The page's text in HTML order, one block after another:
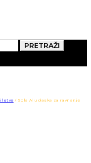
PRETRAŽI
letve / Sola Alu daska za ravnanje